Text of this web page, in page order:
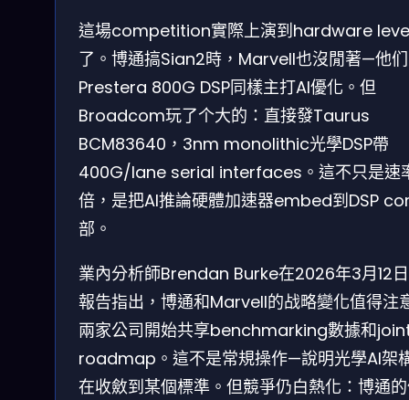
這場competition實際上演到hardware
了。博通搞Sian2時，Marvell也沒閒著—他
Prestera 800G DSP同樣主打AI優化。但
Broadcom玩了个大的：直接發Taurus
BCM83640，3nm monolithic光學DSP帶
400G/lane serial interfaces。這不只是速
倍，是把AI推論硬體加速器embed到DSP
部。
業內分析師Brendan Burke在2026年3月12
報告指出，博通和Marvell的战略變化值得注
兩家公司開始共享benchmarking數據和
roadmap。這不是常規操作—說明光學AI架
在收斂到某個標準。但競爭仍白熱化：博通